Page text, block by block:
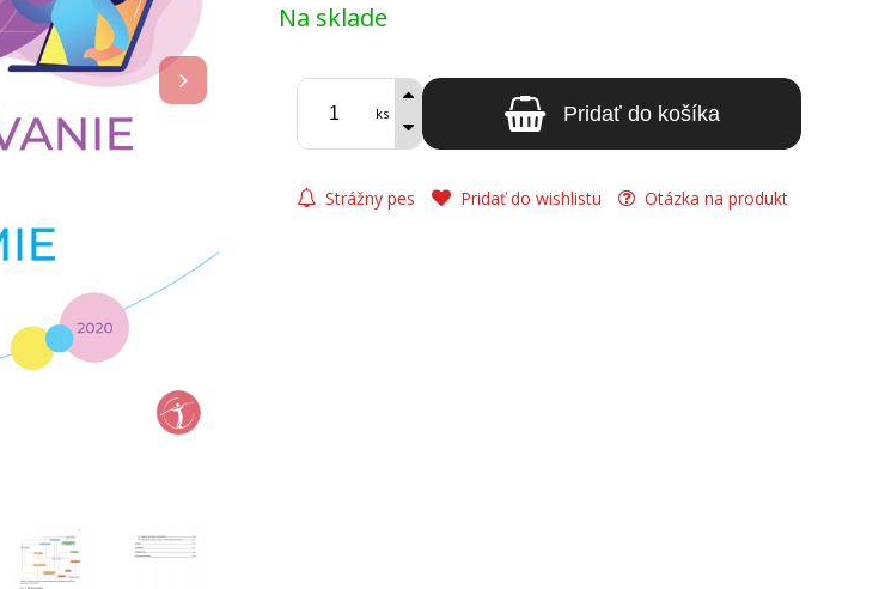
Na sklade
ks Pridať do košíka
Strážny pes Pridať do wishlistu Otázka na produkt